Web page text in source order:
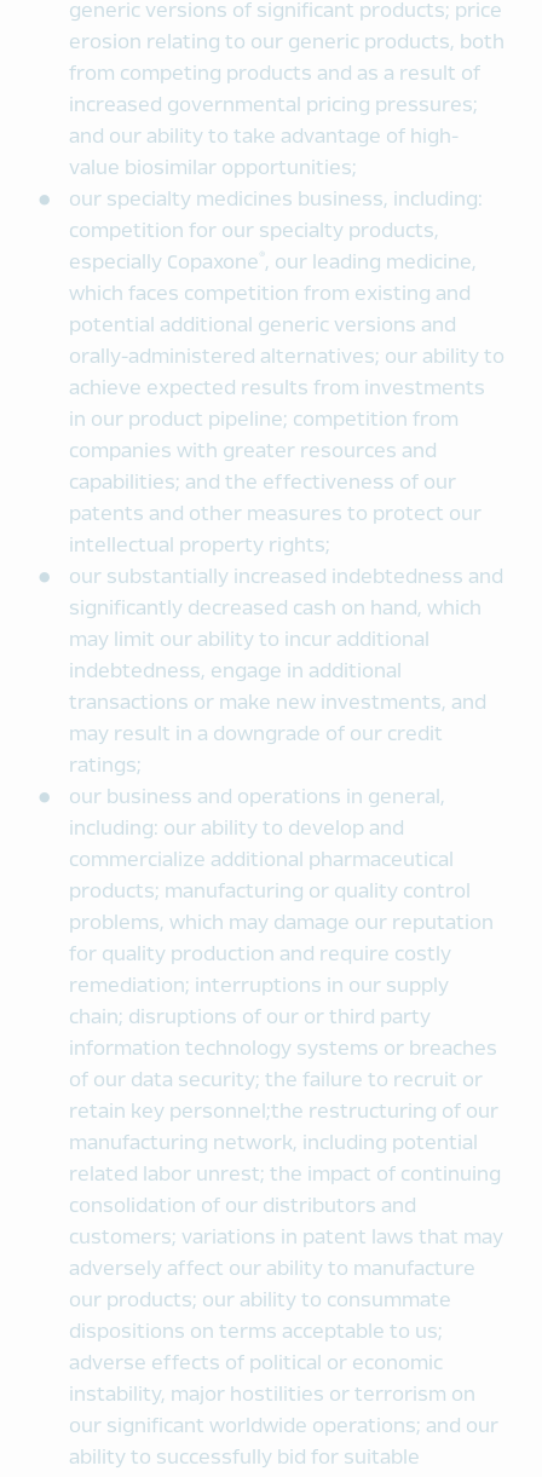
generic versions of significant products; price
erosion relating to our generic products, both
from competing products and as a result of
increased governmental pricing pressures;
and our ability to take advantage of high-
value biosimilar opportunities;
our specialty medicines business, including:
competition for our specialty products,
especially Copaxone®, our leading medicine,
which faces competition from existing and
potential additional generic versions and
orally-administered alternatives; our ability to
achieve expected results from investments
in our product pipeline; competition from
companies with greater resources and
capabilities; and the effectiveness of our
patents and other measures to protect our
intellectual property rights;
our substantially increased indebtedness and
significantly decreased cash on hand, which
may limit our ability to incur additional
indebtedness, engage in additional
transactions or make new investments, and
may result in a downgrade of our credit
ratings;
our business and operations in general,
including: our ability to develop and
commercialize additional pharmaceutical
products; manufacturing or quality control
problems, which may damage our reputation
for quality production and require costly
remediation; interruptions in our supply
chain; disruptions of our or third party
information technology systems or breaches
of our data security; the failure to recruit or
retain key personnel;the restructuring of our
manufacturing network, including potential
related labor unrest; the impact of continuing
consolidation of our distributors and
customers; variations in patent laws that may
adversely affect our ability to manufacture
our products; our ability to consummate
dispositions on terms acceptable to us;
adverse effects of political or economic
instability, major hostilities or terrorism on
our significant worldwide operations; and our
ability to successfully bid for suitable